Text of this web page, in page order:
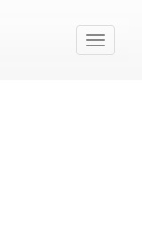
Toggle